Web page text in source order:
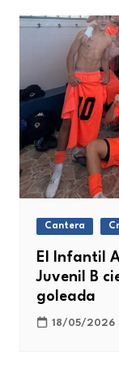
Cantera
El Infantil
Juvenil B
goleada
18/05/2026